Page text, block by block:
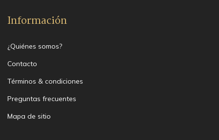
Información
¿Quiénes somos?
Contacto
Términos & condiciones
Preguntas frecuentes
Mapa de sitio